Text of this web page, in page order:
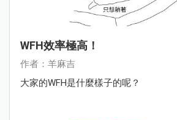
WFH效率極高！
作者：羊麻吉
大家的WFH是什麼樣子的呢？